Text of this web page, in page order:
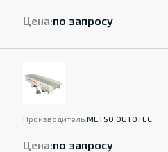
Цена:по запросу
Производитель:METSO OUTOTEC
Цена:по запросу